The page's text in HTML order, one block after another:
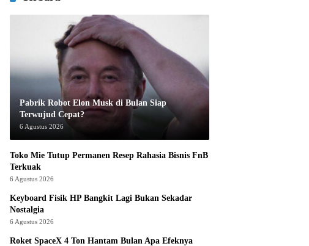
Pabrik Robot Elon Musk di Bulan Siap
Terwujud Cepat?
6 Agustus 2026
Toko Mie Tutup Permanen Resep Rahasia Bisnis FnB
Terkuak
6 Agustus 2026
Keyboard Fisik HP Bangkit Lagi Bukan Sekadar
Nostalgia
6 Agustus 2026
Roket SpaceX 4 Ton Hantam Bulan Apa Efeknya